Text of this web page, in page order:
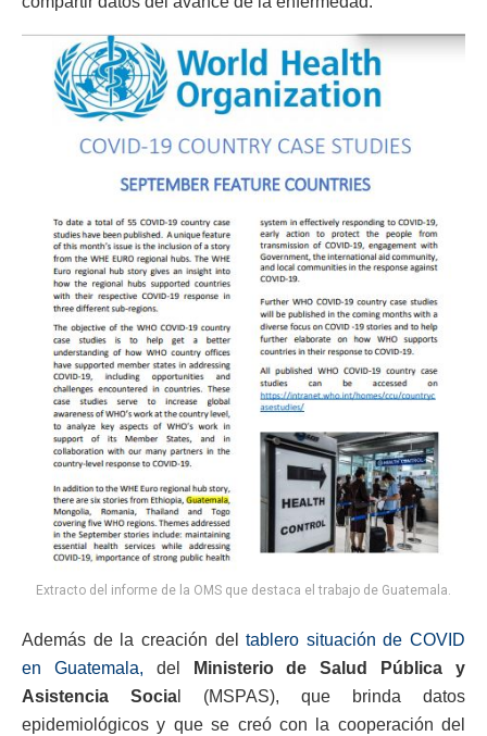
Extracto del informe de la OMS que destaca el trabajo de Guatemala.
Además de la creación deltablero situación de COVID
en Guatemala, del
Ministerio de Salud Pública y
Asistencia Socia l (MSPAS), que brinda datos
epidemiológicos y que se creó con la cooperación del